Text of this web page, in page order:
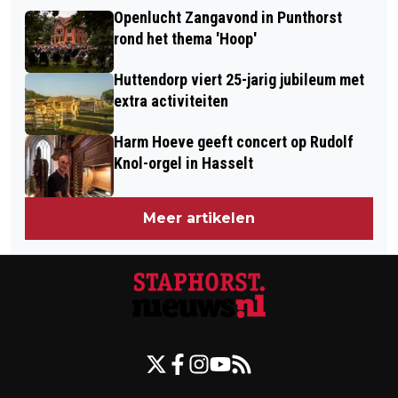
BRANDBESTRIJDINGSTEAMS IN REGIO
IJSSELLAND
TRAPPEN MET STÉPHANOS
Openlucht Zangavond in Punthorst
rond het thema 'Hoop'
Huttendorp viert 25-jarig jubileum met
extra activiteiten
Harm Hoeve geeft concert op Rudolf
Knol-orgel in Hasselt
Meer artikelen